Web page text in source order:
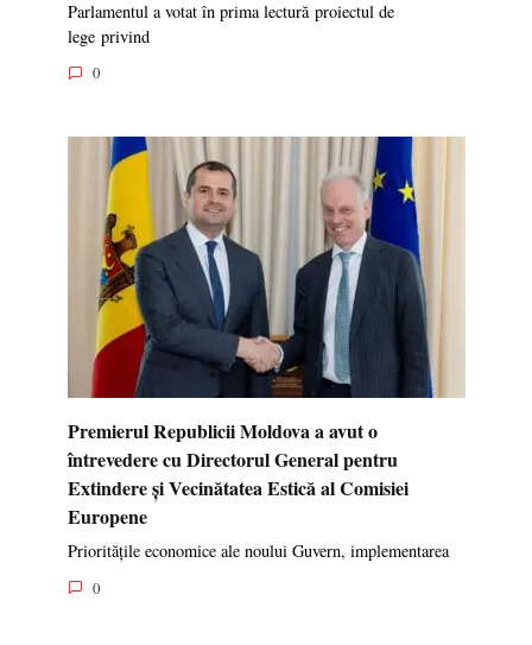
Parlamentul a votat în prima lectură proiectul de
lege privind
0
Premierul Republicii Moldova a avut o
întrevedere cu Directorul General pentru
Extindere și Vecinătatea Estică al Comisiei
Europene
Prioritățile economice ale noului Guvern, implementarea
0